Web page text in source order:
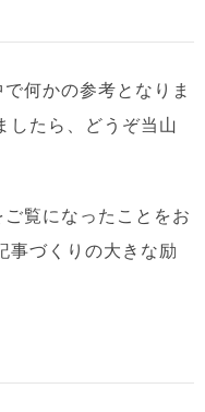
何かの参考となりま
したら、どうぞ当山
覧になったことをお
事づくりの大きな励